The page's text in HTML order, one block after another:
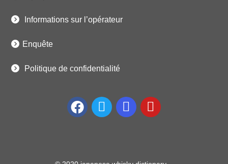
Informations sur l’opérateur
Enquête
Politique de confidentialité